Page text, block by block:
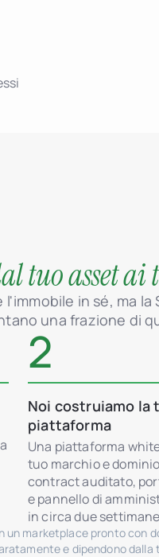
tuo asset
in sé, ma la
una frazione di
2
Noi costruiamo la
piattaforma
Una piattaforma
tuo marchio e
contract auditato,
e pannello di
in circa due
un marketplace pronto con
e dipendono dalla